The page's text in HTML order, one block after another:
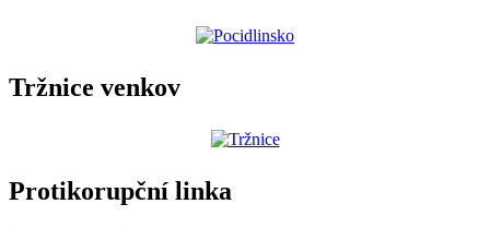
Tržnice venkov
Protikorupční linka